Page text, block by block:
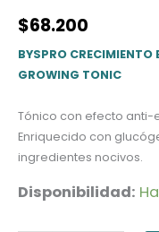
$68.200
BYSPRO CRECIMIENTO
GROWING TONIC
Tónico con efecto anti-
Enriquecido con
ingredientes nocivos.
Disponibilidad: